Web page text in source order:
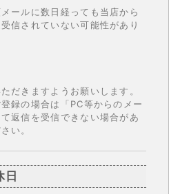
ールに数日経っても当店から
信されていない可能性があり
だきますようお願いします。
録の場合は「PC等からのメー
返信を受信できない場合があ
い。
日